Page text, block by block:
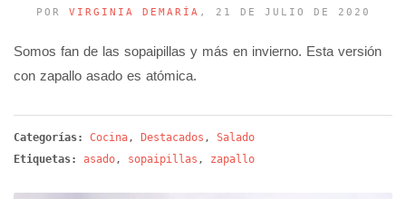
POR VIRGINIA DEMARÍA , 21 DE JULIO DE 2020
Somos fan de las sopaipillas y más en invierno. Esta versión
con zapallo asado es atómica.
Categorías: Cocina, Destacados , Salado
Etiquetas:
asado, sopaipillas , zapallo